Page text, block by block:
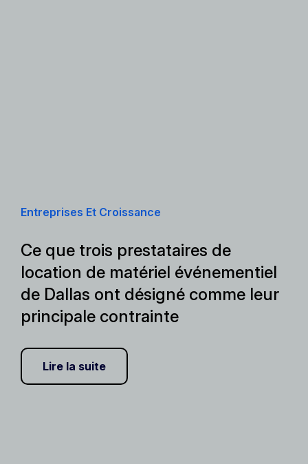
Entreprises Et Croissance
Ce que trois prestataires de
location de matériel événementiel
de Dallas ont désigné comme leur
principale contrainte
Lire la suite